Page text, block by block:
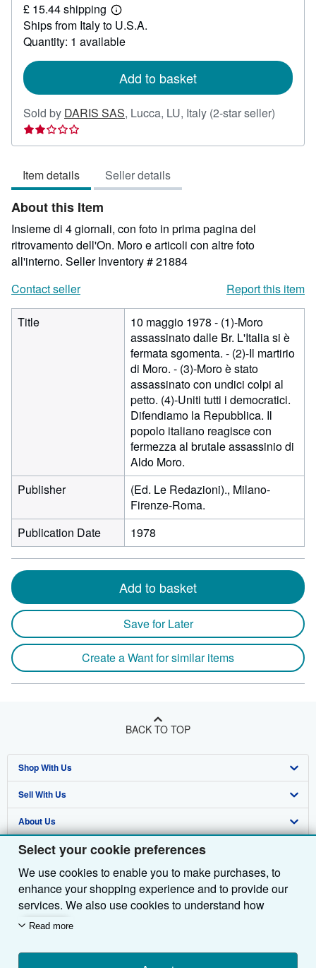
Select your cookie preferences
We use cookies to enable you to make purchases, to
enhance your shopping experience and to provide our
services. We also use cookies to understand how
customers use our services (for example, by measuring
we'll also use third-party cookies to show relevant
Read more
44.19
£ 15.44 shipping
Learn
more
about
shipping
Ships from Italy to U.S.A.
Quantity: 1 available
Add to basket
Sold by DARIS SAS, Lucca, LU, Italy (2-star seller)
2
Item details Seller details
About this Item
Insieme di 4 giornali, con foto in prima pagina del
ritrovamento dell'On. Moro e articoli con altre foto
all'interno. Seller Inventory # 21884
Contact seller
Report this item
Title
10 maggio 1978 - (1)-Moro
assassinato dalle Br. L'Italia si è
fermata sgomenta. - (2)-Il martirio
di Moro. - (3)-Moro è stato
assassinato con undici colpi al
petto. (4)-Uniti tutti i democratici.
Difendiamo la Repubblica. Il
popolo italiano reagisce con
fermezza al brutale assassinio di
Aldo Moro.
Publisher
(Ed. Le Redazioni)., Milano-
Firenze-Roma.
Publication Date
1978
Add to basket
Save for Later
Create a Want for similar items
BACK TO TOP
Shop With Us
Advanced Search
Browse Collections
My Account
My Orders
View Basket
Sell With Us
Start Selling
Join Our Affiliate Programme
Book Buyback
Refer a seller
About Us
About AbeBooks
Media
Careers
Privacy Policy
Cookie Preferences
Find Help
Help
Customer Service
Other AbeBooks Companies
AbeBooks.com
AbeBooks.de
AbeBooks.fr
Follow AbeBooks